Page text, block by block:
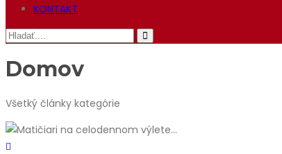
KONTAKT
Domov
Všetký články kategórie